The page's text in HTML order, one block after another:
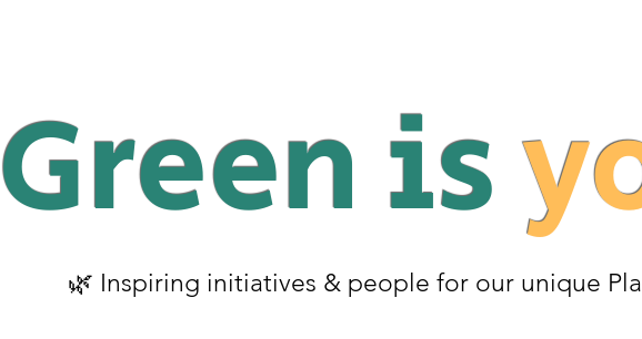
Green is
🌿 Inspiring initiatives & people for our unique